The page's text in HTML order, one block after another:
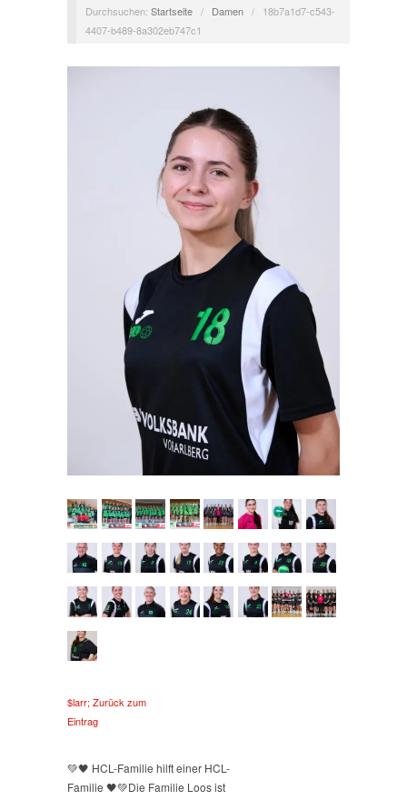
Durchsuchen: Startseite / Damen /
18b7a1d7-c543-
4407-b489-8a302eb747c1
$larr; Zurück zum
Eintrag
💚🖤 HCL-Familie hilft einer HCL-
Familie 🖤💚Die Familie Loos ist